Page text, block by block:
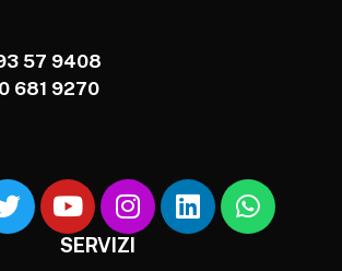
57 9408
681 9270
SERVIZI